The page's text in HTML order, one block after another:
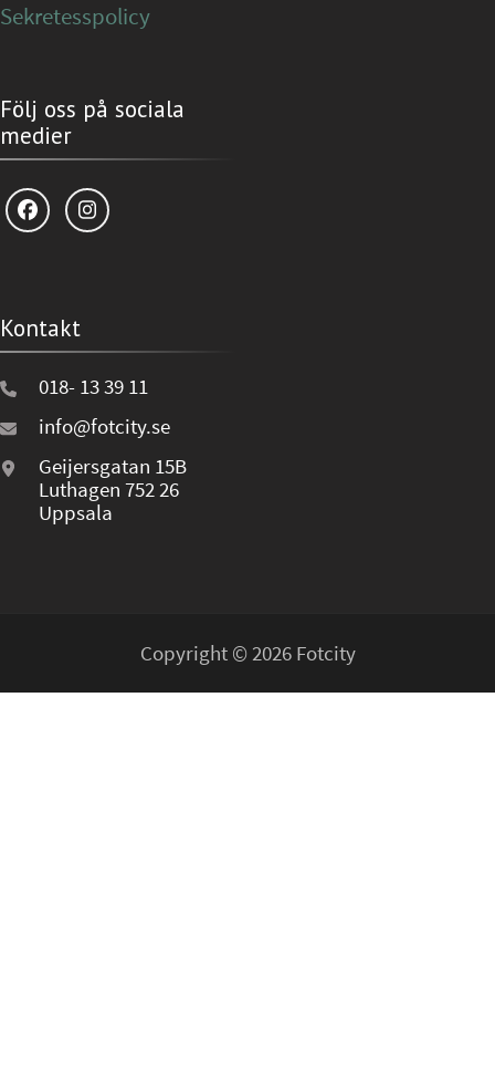
Sekretesspolicy
Följ oss på sociala
medier
Kontakt
018- 13 39 11
info@fotcity.se
Geijersgatan 15B
Luthagen 752 26
Uppsala
Copyright © 2026 Fotcity